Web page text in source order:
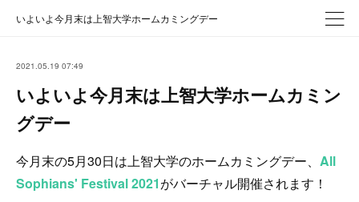
いよいよ今月末は上智大学ホームカミングデー
2021.05.19 07:49
いよいよ今月末は上智大学ホームカミン
グデー
今月末の5月30日は上智大学のホームカミングデー、 All
Sophians' Festival 2021がバーチャル開催されます！